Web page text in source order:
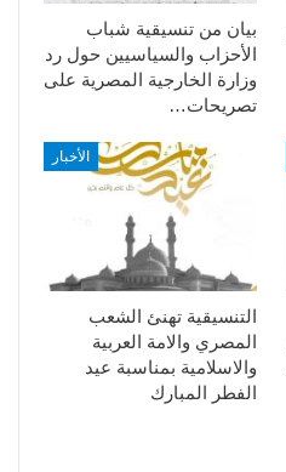
بيان من تنسيقية شباب
الأحزاب والسياسيين حول رد
وزارة الخارجية المصرية على
تصريحات…
الأخبار
التنسيقية تهنئ الشعب
المصري والامة العربية
والاسلامية بمناسبة عيد
الفطر المبارك